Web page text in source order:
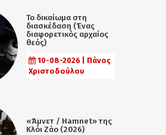
Το δικαίωμα στη
διασκέδαση (Ένας
διαφορετικός αρχαίος
θεός)
10-08-2026 | Πάνος
Χριστοδούλου
«Άμνετ / Hamnet» της
Κλόι Ζάο (2026)